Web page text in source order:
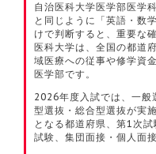
自治医科大学医学部医学
と同じように「英語・数
けで判断すると、重要な
医科大学は、全国の都道
域医療への従事や修学資
医学部です。
2026年度入試では、一般
型選抜・総合型選抜が実
となる都道府県、第1次
試験、集団面接・個人面